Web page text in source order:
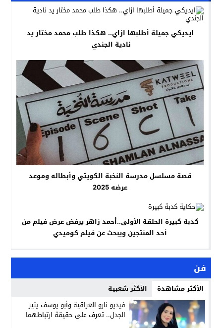
ايديكي جميلة أطلبها ازاي.. هكذا طلب محمد مختار يد
نادية الجندي
قصة مسلسل مدرسة النخبة الكويتي وأبطاله وموعد
عرضه 2025
كدبة كبيرة الحلقة الأولى..أحمد زاهر يرفض عرض فيلم من
أحد المنتجين ويبحث عن فيلم كوميدي
فن
الأكثر مشاهدة الأكثر شعبية
فيديو نارو العراقية وأبو يوسف يثير
الجدل.. تعرف على حقيقة ارتباطهما